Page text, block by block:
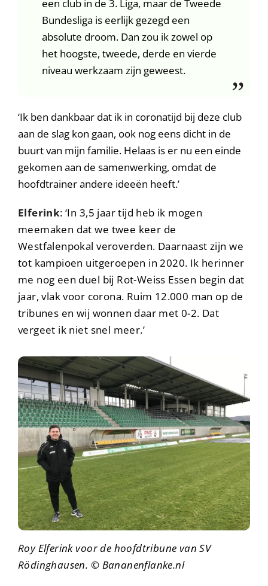
een club in de 3. Liga, maar de Tweede
Bundesliga is eerlijk gezegd een
absolute droom. Dan zou ik zowel op
het hoogste, tweede, derde en vierde
niveau werkzaam zijn geweest.
‘Ik ben dankbaar dat ik in coronatijd bij deze club
aan de slag kon gaan, ook nog eens dicht in de
buurt van mijn familie. Helaas is er nu een einde
gekomen aan de samenwerking, omdat de
hoofdtrainer andere ideeën heeft.’
Elferink: ‘In 3,5 jaar tijd heb ik mogen
meemaken dat we twee keer de
Westfalenpokal veroverden. Daarnaast zijn we
tot kampioen uitgeroepen in 2020. Ik herinner
me nog een duel bij Rot-Weiss Essen begin dat
jaar, vlak voor corona. Ruim 12.000 man op de
tribunes en wij wonnen daar met 0-2. Dat
vergeet ik niet snel meer.’
Roy Elferink voor de hoofdtribune van SV
Rödinghausen. © Bananenflanke.nl